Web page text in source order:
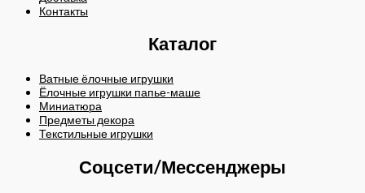
Контакты
Каталог
Ватные ёлочные игрушки
Ёлочные игрушки папье-маше
Миниатюра
Предметы декора
Текстильные игрушки
Соцсети/Мессенджеры